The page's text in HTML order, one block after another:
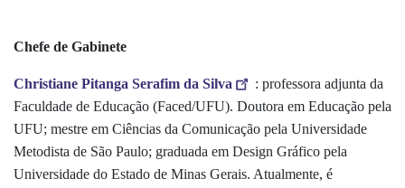
Chefe de Gabinete
Christiane Pitanga Serafim da Silva
: professora adjunta da
Faculdade de Educação (Faced/UFU). Doutora em Educação pela
UFU; mestre em Ciências da Comunicação pela Universidade
Metodista de São Paulo; graduada em Design Gráfico pela
Universidade do Estado de Minas Gerais. Atualmente, é